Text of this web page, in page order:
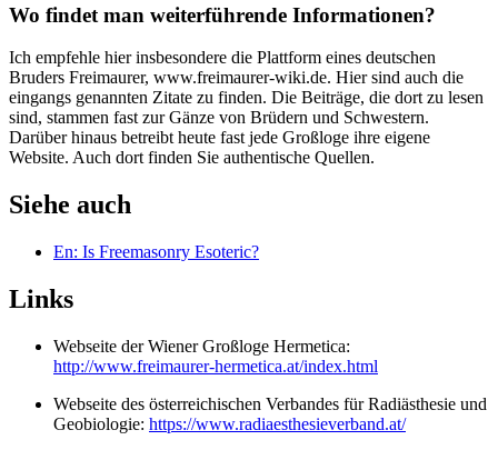
Wo findet man weiterführen­de Informationen?
Ich empfehle hier insbesondere die Plattform eines deutschen
Bruders Freimaurer, www.frei­maurer-wiki.de. Hier sind auch die
eingangs genannten Zitate zu finden. Die Beiträge, die dort zu lesen
sind, stammen fast zur Gänze von Brüdern und Schwes­tern.
Darüber hinaus betreibt heute fast jede Großloge ihre ei­gene
Website. Auch dort finden Sie authentische Quellen.
Siehe auch
En: Is Freemasonry Esoteric?
Links
Webseite der Wiener Großloge Hermetica:
http://www.freimaurer-hermetica.at/index.html
Webseite des österreichischen Verbandes für Radiästhesie und
Geobiologie: https://www.radiaesthesieverband.at/